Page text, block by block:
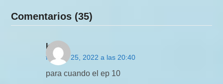
Comentarios (35)
karla
febrero 25, 2022 a las 20:40
para cuando el ep 10